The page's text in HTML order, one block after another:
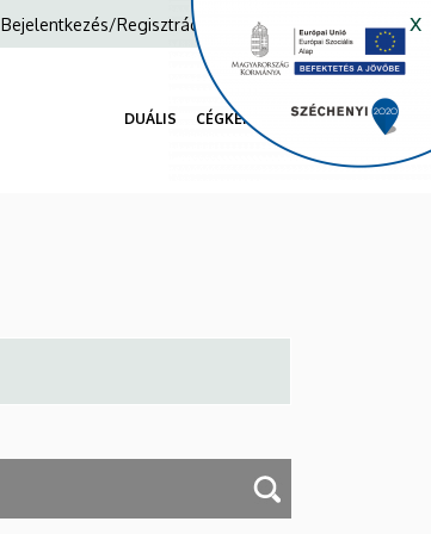
x
Anonim
Bejelentkezés/Regisztráció
navigáció
DUÁLIS CÉGKERESŐ